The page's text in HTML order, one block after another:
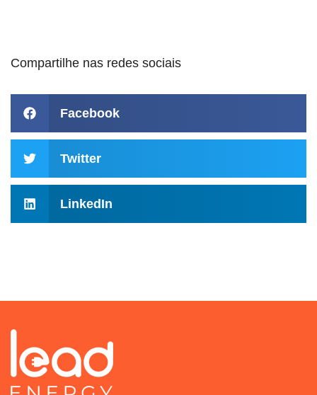
Compartilhe nas redes sociais
Facebook
Twitter
LinkedIn